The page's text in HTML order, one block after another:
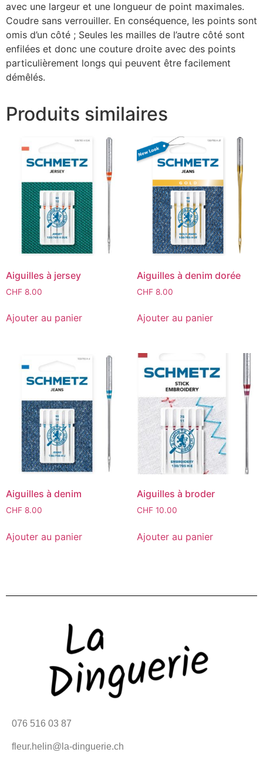
avec une largeur et une longueur de point maximales.
Coudre sans verrouiller. En conséquence, les points sont
omis d’un côté ; Seules les mailles de l’autre côté sont
enfilées et donc une couture droite avec des points
particulièrement longs qui peuvent être facilement
démêlés.
Produits similaires
Aiguilles à jersey
CHF 8.00
Ajouter au panier
Aiguilles à denim dorée
CHF8.00
Ajouter au panier
Aiguilles à denim
CHF 8.00
Ajouter au panier
Aiguilles à broder
CHF10.00
Ajouter au panier
076 516 03 87
fleur.helin@la-dinguerie.ch